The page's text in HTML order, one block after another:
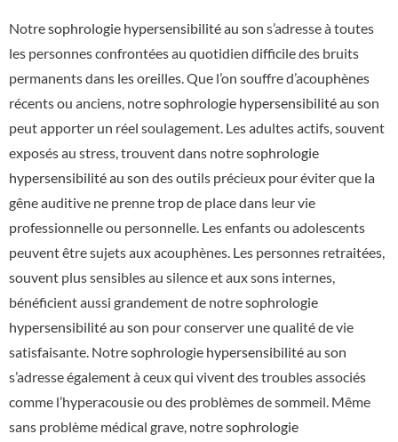
Notresophrologie hypersensibilité au son s’adresse à toutes
les personnes confrontées au quotidien difficile des bruits
permanents dans les oreilles. Que l’on souffre d’acouphènes
récents ou anciens, notresophrologie hypersensibilité au son
peut apporter un réel soulagement. Les adultes actifs, souvent
exposés au stress, trouvent dans notresophrologie
hypersensibilité au son des outils précieux pour éviter que la
gêne auditive ne prenne trop de place dans leur vie
professionnelle ou personnelle. Les enfants ou adolescents
peuvent être sujets aux acouphènes. Les personnes retraitées,
souvent plus sensibles au silence et aux sons internes,
bénéficient aussi grandement de notresophrologie
hypersensibilité au son pour conserver une qualité de vie
satisfaisante. Notresophrologie hypersensibilité au son
s’adresse également à ceux qui vivent des troubles associés
comme l’hyperacousie ou des problèmes de sommeil. Même
sans problème médical grave, notresophrologie